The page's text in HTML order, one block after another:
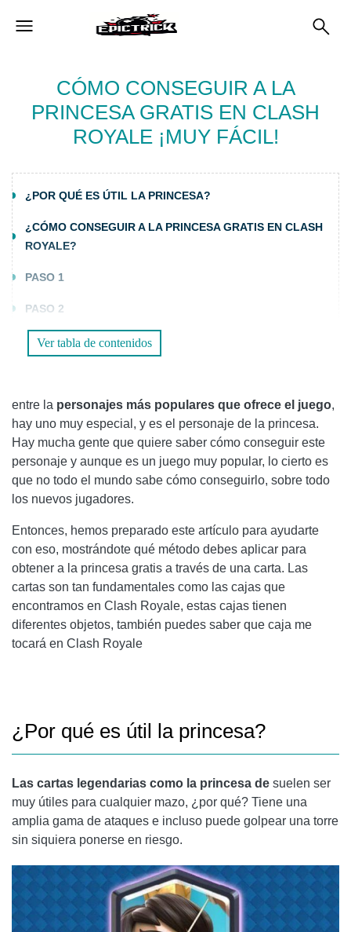
CÓMO CONSEGUIR A LA
PRINCESA GRATIS EN CLASH
ROYALE ¡MUY FÁCIL!
¿POR QUÉ ES ÚTIL LA PRINCESA?
¿CÓMO CONSEGUIR A LA PRINCESA GRATIS EN CLASH
ROYALE?
PASO 1
PASO 2
PASE 3
PASE 5
PASE 6
Ver tabla de contenidos
entre la personajes más populares que ofrece el juego,
hay uno muy especial, y es el personaje de la princesa.
Hay mucha gente que quiere saber cómo conseguir este
personaje y aunque es un juego muy popular, lo cierto es
que no todo el mundo sabe cómo conseguirlo, sobre todo
los nuevos jugadores.
Entonces, hemos preparado este artículo para ayudarte
con eso, mostrándote qué método debes aplicar para
obtener a la princesa gratis a través de una carta. Las
cartas son tan fundamentales como las cajas que
encontramos en Clash Royale, estas cajas tienen
diferentes objetos, también puedes saber que caja me
tocará en Clash Royale
¿Por qué es útil la princesa?
Las cartas legendarias como la princesa de suelen ser
muy útiles para cualquier mazo, ¿por qué? Tiene una
amplia gama de ataques e incluso puede golpear una torre
sin siquiera ponerse en riesgo.